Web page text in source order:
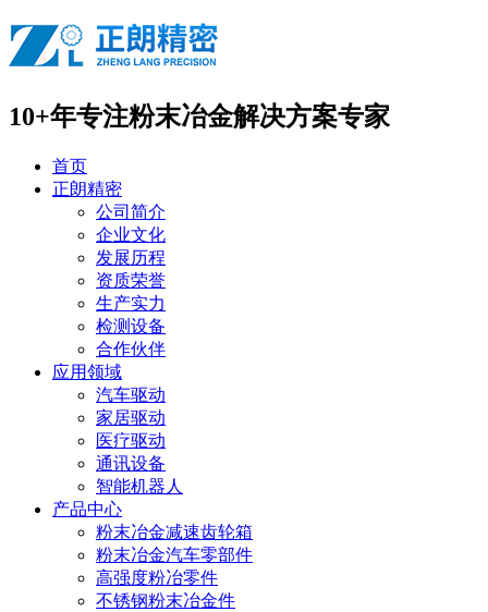
10+年专注粉末冶金解决方案专家
首页
正朗精密
公司简介
企业文化
发展历程
资质荣誉
生产实力
检测设备
合作伙伴
应用领域
汽车驱动
家居驱动
医疗驱动
通讯设备
智能机器人
产品中心
粉末冶金减速齿轮箱
粉末冶金汽车零部件
高强度粉冶零件
不锈钢粉末冶金件